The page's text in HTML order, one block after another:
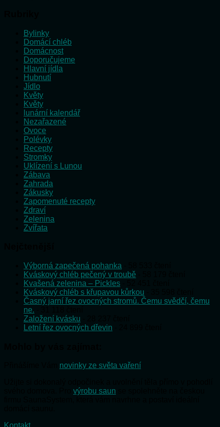
Bylinky
Domácí chléb
Domácnost
Doporučujeme
Hlavní jídla
Hubnutí
Jídlo
Květy
Květy
lunární kalendář
Nezařazené
Ovoce
Polévky
Recepty
Stromky
Uklízení s Lunou
Zábava
Zahrada
Zákusky
Zapomenuté recepty
Zdraví
Zelenina
Zvířata
Výborná zapečená pohanka
Kváskový chléb pečený v troubě
Kvašená zelenina – Pickles
Kváskový chléb s křupavou kůrkou
Časný jarní řez ovocných stromů. Čemu svědčí, čemu
ne.
Založení kvásku
Letní řez ovocných dřevin
novinky ze světa vaření
výrobu saun